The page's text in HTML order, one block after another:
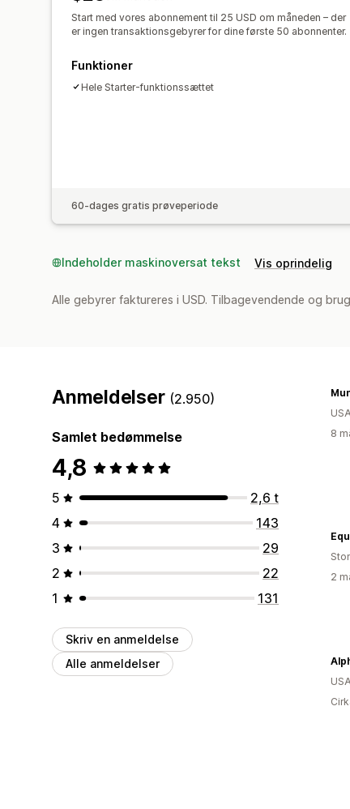
Start med vores abonnement til 25 USD om måneden – der
er ingen transaktionsgebyrer for dine første 50 abonnenter.
Funktioner
Hele Starter-funktionssættet
60-dages gratis prøveperiode
Indeholder maskinoversat tekst Vis oprindelig
Alle gebyrer faktureres i USD. Tilbagevendende og
Anmeldelser (2.950)
Samlet bedømmelse
4,8
5
2,6 t
4
143
3
29
2
22
1
131
Skriv en anmeldelse
Alle anmeldelser
USA
8
2
USA